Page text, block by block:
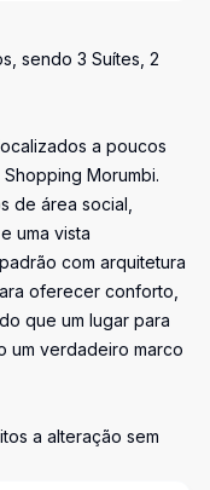
sendo 3 Suítes, 2
a poucos
Morumbi.
de área social,
uma vista
com arquitetura
oferecer conforto,
que um lugar para
um verdadeiro marco
a alteração sem